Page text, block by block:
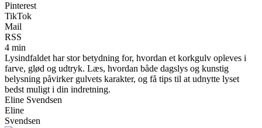
Pinterest
TikTok
Mail
RSS
4 min
Lysindfaldet har stor betydning for, hvordan et korkgulv opleves i
farve, glød og udtryk. Læs, hvordan både dagslys og kunstig
belysning påvirker gulvets karakter, og få tips til at udnytte lyset
bedst muligt i din indretning.
Eline Svendsen
Eline
Svendsen